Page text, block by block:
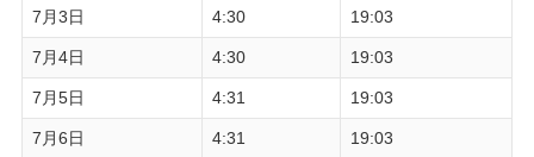
7月3日 4:30 19:03
7月4日 4:30 19:03
7月5日 4:31 19:03
7月6日 4:31 19:03